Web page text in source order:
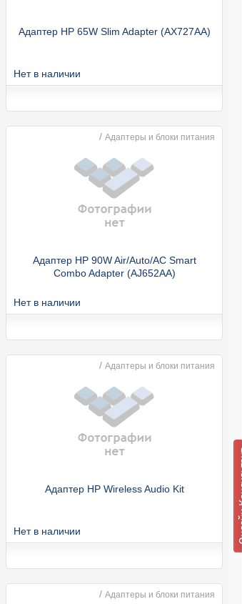
Адаптер HP 65W Slim Adapter (AX727AA)
Нет в наличии
/ Адаптеры и блоки питания
Адаптер HP 90W Air/Auto/AC Smart
Combo Adapter (AJ652AA)
Нет в наличии
/ Адаптеры и блоки питания
Адаптер HP Wireless Audio Kit
Нет в наличии
/ Адаптеры и блоки питания